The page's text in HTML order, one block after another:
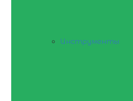
Инструменты